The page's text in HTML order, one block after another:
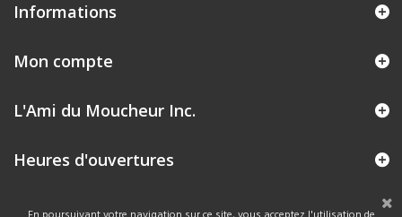
Informations
Mon compte
L'Ami du Moucheur Inc.
Heures d'ouvertures